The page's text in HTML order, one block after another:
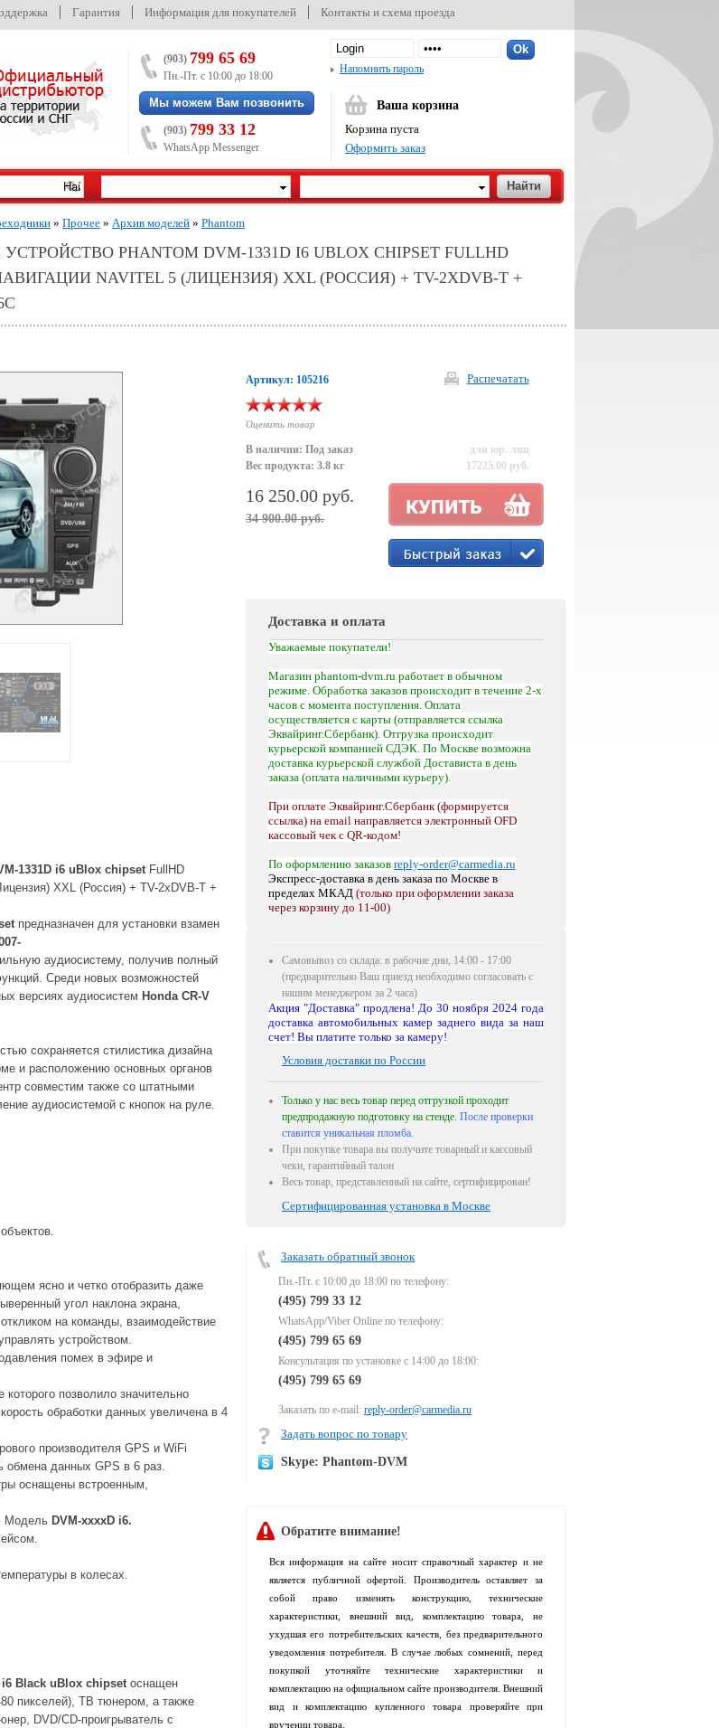
Гарантия Информация для покупателей Контакты и схема проезда
(903) 799 65 69
Пн.-Пт. с 10:00 до 18:00
Мы можем Вам позвонить
(903) 799 33 12
WhatsApp Messenger
Напомнить пароль
Ваша корзина
Корзина пуста
Оформить заказ
» Прочее » Архив моделей » Phantom
PHANTOM DVM-1331D I6 UBLOX CHIPSET FULLHD
NAVITEL 5 (ЛИЦЕНЗИЯ) XXL (РОССИЯ) + TV-2XDVB-T +
Артикул: 105216 Распечатать
Оценить товар
В наличии: Под заказ
Вес продукта: 3.8 кг
для юр. лиц
17225.00 руб.
16 250.00 руб.
34 900.00 руб.
Доставка и оплата
Уважаемые покупатели!
Магазин phantom-dvm.ru работает в обычном
режиме. Обработка заказов происходит в течение 2-х
часов с момента поступления. Оплата
осуществляется с карты (отправляется ссылка
Эквайринг.Сбербанк). Отгрузка происходит
курьерской компанией СДЭК. По Москве возможна
доставка курьерской службой Достависта в день
заказа (оплата наличными курьеру).
При оплате Эквайринг.Сбербанк (формируется
ссылка) на email направляется электронный OFD
кассовый чек с QR-кодом!
По оформлению заказов reply-order@carmedia.ru
Экспресс-доставка в день заказа по Москве в
пределах МКАД (только при оформлении заказа
через корзину до 11-00)
Самовывоз со склада: в рабочие дни, 14:00 - 17:00
(предварительно Ваш приезд необходимо согласовать с
нашим менеджером за 2 часа)
Акция "Доставка" продлена! До 30 ноября 2024 года
доставка автомобильных камер заднего вида за наш
счет! Вы платите только за камеру!
Условия доставки по России
Только у нас весь товар перед отгрузкой проходит
предпродажную подготовку на стенде. После проверки
ставится уникальная пломба.
При покупке товара вы получите товарный и кассовый
чеки, гарантийный талон
Весь товар, представленный на сайте, сертифицирован!
Сертифицированная установка в Москве
Заказать обратный звонок
Пн.-Пт. с 10:00 до 18:00 по телефону:
(495) 799 33 12
WhatsApp/Viber Online по телефону:
(495) 799 65 69
Консультация по установке с 14:00 до 18:00:
(495) 799 65 69
Заказать по e-mail: reply-order@carmedia.ru
Задать вопрос по товару
Skype: Phantom-DVM
Обратите внимание!
Вся информация на сайте носит справочный характер и не
является публичной офертой. Производитель оставляет за
собой право изменять конструкцию, технические
характеристики, внешний вид, комплектацию товара, не
ухудшая его потребительских качеств, без предварительного
уведомления потребителя. В случае любых сомнений, перед
покупкой уточняйте технические характеристики и
комплектацию на официальном сайте производителя. Внешний
вид и комплектацию купленного товара проверяйте при
вручении товара.
1331D i6 uBlox chipsetFullHD
XXL (Россия) + TV-2xDVB-T +
предназначен для установки взамен
аудиосистему, получив полный
Среди новых возможностей
версиях аудиосистем Honda CR-V
сохраняется стилистика дизайна
и расположению основных органов
совместим также со штатными
аудиосистемой с кнопок на руле.
ясно и четко отобразить даже
угол наклона экрана,
на команды, взаимодействие
устройством.
помех в эфире и
позволило значительно
обработки данных увеличена в 4
производителя GPS и WiFi
обмена данных GPS в 6 раз.
оснащены встроенным,
Модель DVM-xxxxD i6.
в колесах.
i6 Black uBlox chipsetоснащен
пикселей), ТВ тюнером, а также
DVD/CD-проигрыватель с